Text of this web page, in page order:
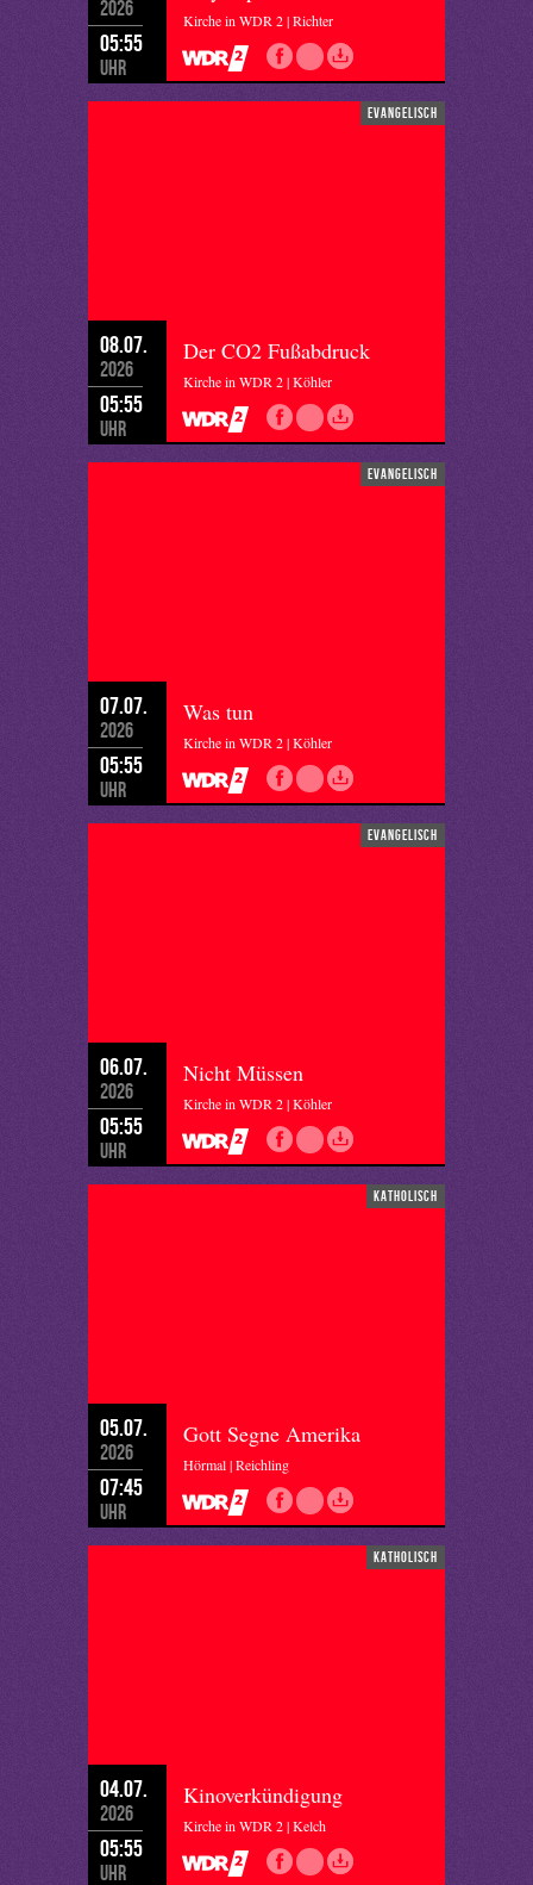
2026
05:55
Uhr
Kirche in WDR 2 | Richter
evangelisch
08.07.
2026
05:55
Uhr
Der CO2 Fußabdruck
Kirche in WDR 2 | Köhler
evangelisch
07.07.
2026
05:55
Uhr
Was tun
Kirche in WDR 2 | Köhler
evangelisch
06.07.
2026
05:55
Uhr
Nicht Müssen
Kirche in WDR 2 | Köhler
katholisch
05.07.
2026
07:45
Uhr
Gott Segne Amerika
Hörmal | Reichling
katholisch
04.07.
2026
05:55
Uhr
Kinoverkündigung
Kirche in WDR 2 | Kelch